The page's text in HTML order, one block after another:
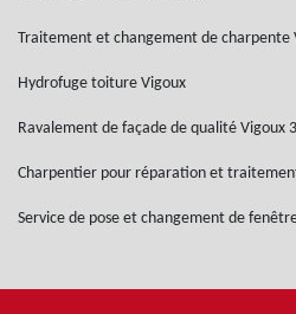
Traitement et changement de charpente
Hydrofuge toiture Vigoux
Ravalement de façade de qualité Vigoux
Charpentier pour réparation et
Service de pose et changement de